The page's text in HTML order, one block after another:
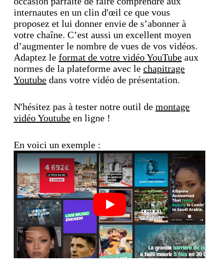
internautes en un clin d'œil ce que vous
proposez et lui donner envie de s’abonner à
votre chaîne. C’est aussi un excellent moyen
d’augmenter le nombre de vues de vos vidéos.
Adaptez le format de votre vidéo YouTube aux
normes de la plateforme avec le chapitrage
Youtube dans votre vidéo de présentation.
N'hésitez pas à tester notre outil de montage
vidéo Youtube en ligne !
En voici un exemple :
Play